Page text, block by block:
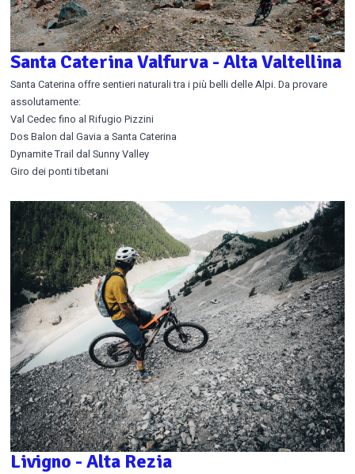
Santa Caterina Valfurva - Alta Valtellina
Santa Caterina offre sentieri naturali tra i più belli delle Alpi. Da provare
assolutamente:
Val Cedec fino al Rifugio Pizzini
Dos Balon dal Gavia a Santa Caterina
Dynamite Trail dal Sunny Valley
Giro dei ponti tibetani
Livigno - Alta Rezia